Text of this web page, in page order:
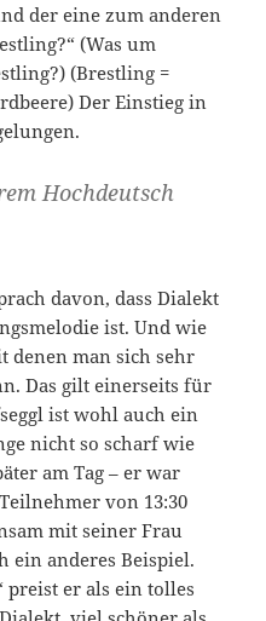
der eine zum anderen
(Was um
(Brestling =
Der Einstieg in
Hochdeutsch
davon, dass Dialekt
ist. Und wie
denen man sich sehr
Das gilt einerseits für
ist wohl auch ein
nicht so scharf wie
am Tag – er war
von 13:30
mit seiner Frau
ein anderes Beispiel.
preist er als ein tolles